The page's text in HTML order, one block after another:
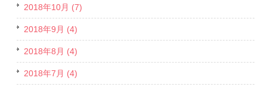
2018年10月 (7)
2018年9月 (4)
2018年8月 (4)
2018年7月 (4)